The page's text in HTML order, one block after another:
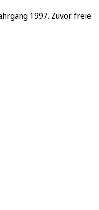
1997. Zuvor freie